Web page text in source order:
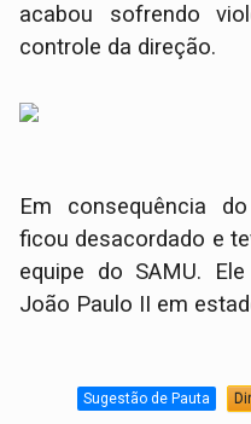
acabou sofrendo
controle da direção.
Em consequência
ficou desacordado e
equipe do SAMU.
João Paulo II em
Sugestão de Pauta